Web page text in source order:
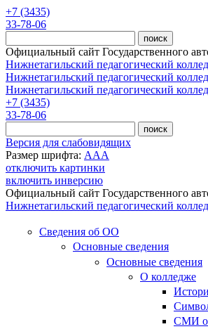
Перейти к основному содержанию
+7 (3435)
33-78-06
Официальный сайт Государственного
Нижнетагильский педагогический
Нижнетагильский педагогический
Нижнетагильский педагогический
+7 (3435)
33-78-06
Версия для слабовидящих
Размер шрифта: AAA
отключить картинки
включить инверсию
Официальный сайт Государственного
Нижнетагильский педагогический
Сведения об ОО
Основные сведения
Основные сведения
О колледже
СМИ